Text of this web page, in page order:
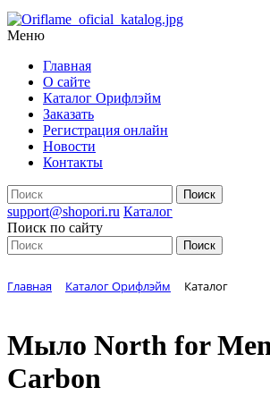
Меню
Главная
О сайте
Каталог Орифлэйм
Заказать
Регистрация онлайн
Новости
Контакты
support@shopori.ru Каталог
Поиск по сайту
Главная Каталог Орифлэйм Каталог
Мыло North for
Carbon